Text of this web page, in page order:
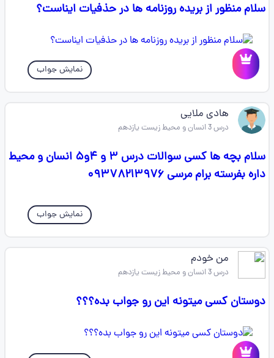
سلام منظور از بریده روزنامه ها در حذفیات ایناست؟
نمایش جواب
هادی ملایی
درس 3 انسان و محیط زیست یازدهم
سلام بچه ها کسی سوالات درس ۳ و ۴و۵ انسان و محیط
داره بفرسته برام مرسی ۰۹۳۷۸۲۱۳۹۷۶
نمایش جواب
من خودم
درس 3 انسان و محیط زیست یازدهم
دوستان کسی میتونه این رو جواب بده؟؟؟